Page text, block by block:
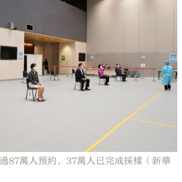
87萬人預約，37萬人已完成採樣（新華